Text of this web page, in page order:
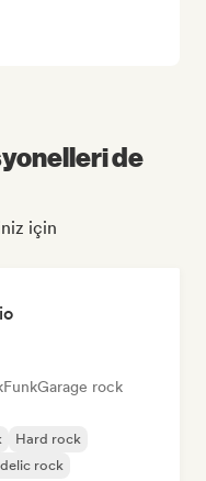
de
için
FunkGarage rock
Hard rock
rock